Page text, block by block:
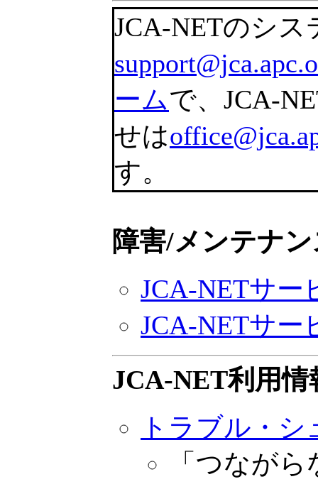
JCA-NETのシ
ームで、JCA-
せは
す。
障害/メンテナ
JCA-NETサ
JCA-NETサー
JCA-NET利用情
トラブル・
「つなが